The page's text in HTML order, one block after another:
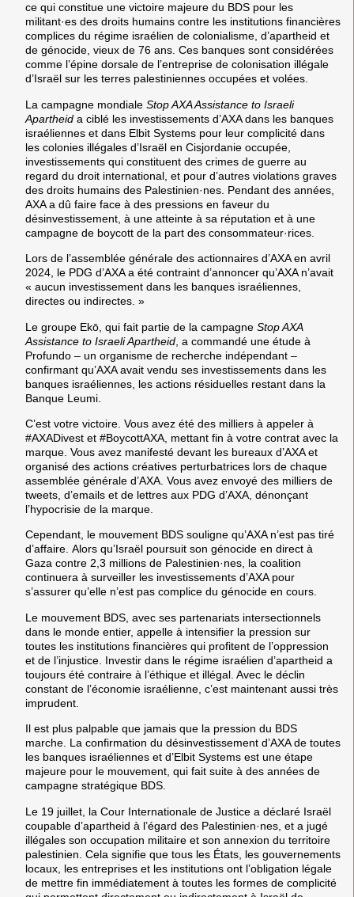
ce qui constitue une victoire majeure du BDS pour les
militant·es des droits humains contre les institutions financières
complices du régime israélien de colonialisme, d’apartheid et
de génocide, vieux de 76 ans. Ces banques sont considérées
comme l’épine dorsale de l’entreprise de colonisation illégale
d’Israël sur les terres palestiniennes occupées et volées.
La campagne mondiale Stop AXA Assistance to Israeli
Apartheid a ciblé les investissements d’AXA dans les banques
israéliennes et dans Elbit Systems pour leur complicité dans
les colonies illégales d’Israël en Cisjordanie occupée,
investissements qui constituent des crimes de guerre au
regard du droit international, et pour d’autres violations graves
des droits humains des Palestinien·nes. Pendant des années,
AXA a dû faire face à des pressions en faveur du
désinvestissement, à une atteinte à sa réputation et à une
campagne de boycott de la part des consommateur·rices.
Lors de l’assemblée générale des actionnaires d’AXA en avril
2024, le PDG d’AXA a été contraint d’annoncer qu’AXA n’avait
« aucun investissement dans les banques israéliennes,
directes ou indirectes. »
Le groupe Ekō, qui fait partie de la campagne Stop AXA
Assistance to Israeli Apartheid , a commandé une étude à
Profundo – un organisme de recherche indépendant –
confirmant qu’AXA avait vendu ses investissements dans les
banques israéliennes, les actions résiduelles restant dans la
Banque Leumi.
C’est votre victoire . Vous avez été des milliers à appeler à
#AXADivest et #BoycottAXA, mettant fin à votre contrat avec la
marque. Vous avez manifesté devant les bureaux d’AXA et
organisé des actions créatives perturbatrices lors de chaque
assemblée générale d’AXA. Vous avez envoyé des milliers de
tweets, d’emails et de lettres aux PDG d’AXA, dénonçant
l’hypocrisie de la marque.
Cependant, le mouvement BDS souligne qu’AXA n’est pas tiré
d’affaire. Alors qu’Israël poursuit son génocide en direct à
Gaza contre 2,3 millions de Palestinien·nes, la coalition
continuera à surveiller les investissements d’AXA pour
s’assurer qu’elle n’est pas complice du génocide en cours.
Le mouvement BDS, avec ses partenariats intersectionnels
dans le monde entier, appelle à intensifier la pression sur
toutes les institutions financières qui profitent de l’oppression
et de l’injustice. Investir dans le régime israélien d’apartheid a
toujours été contraire à l’éthique et illégal. Avec le déclin
constant de l’économie israélienne, c’est maintenant aussi très
imprudent.
Il est plus palpable que jamais que la pression du BDS
marche. La confirmation du désinvestissement d’AXA de toutes
les banques israéliennes et d’Elbit Systems est une étape
majeure pour le mouvement, qui fait suite à des années de
campagne stratégique BDS.
Le 19 juillet, la Cour Internationale de Justice a déclaré Israël
coupable d’apartheid à l’égard des Palestinien·nes, et a jugé
illégales son occupation militaire et son annexion du territoire
palestinien. Cela signifie que tous les États, les gouvernements
locaux, les entreprises et les institutions ont l’obligation légale
de mettre fin immédiatement à toutes les formes de complicité